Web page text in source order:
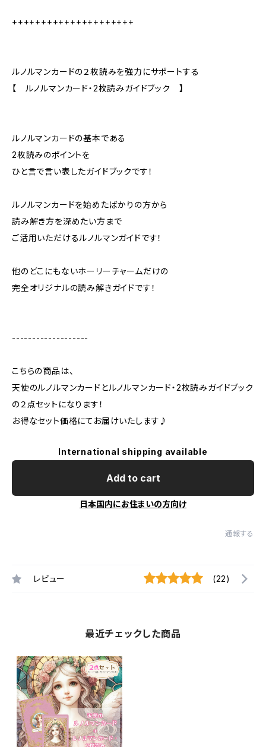
+++++++++++++++++++++
ルノルマンカードの２枚読みを強力にサポートする
【 ルノルマンカード・2枚読みガイドブック 】
ルノルマンカードの基本である
2枚読みのポイントを
ひと言で言い表したガイドブックです！
ルノルマンカードを始めたばかりの方から
読み解き方を深めたい方まで
ご活用いただけるルノルマンガイドです！
他のどこにもないホーリーチャームだけの
完全オリジナルの読み解きガイドです！
-------------------
こちらの商品は、
天使のルノルマンカードとルノルマンカード・2枚読みガイドブック
の２点セットになります！
お得なセット価格にてお届けいたします♪
International shipping available
Add to cart
日本国内にお住まいの方向け
通報する
レビュー (22)
最近チェックした商品